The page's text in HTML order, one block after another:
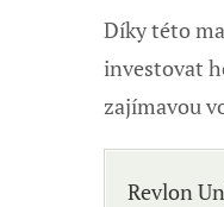
Díky této
investovat
zajímavou
Revlon